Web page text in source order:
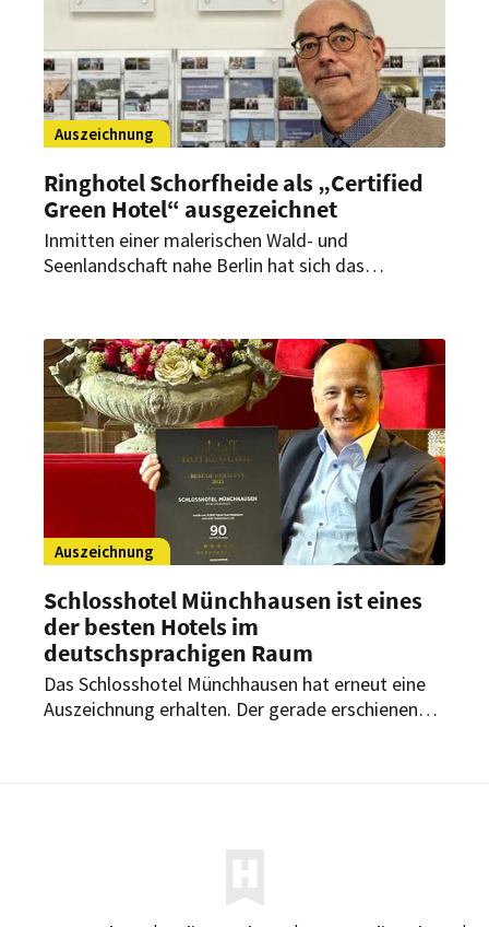
Auszeichnung
Ringhotel Schorfheide als „Certified
Green Hotel“ ausgezeichnet
Inmitten einer malerischen Wald- und
Seenlandschaft nahe Berlin hat sich das
sondern auch in puncto Nachhaltigkeit
beeindruckende Fortschritte erzielt. Dafür wurde
es als „Certified Green Hotel“ ausgezeichnet.
Auszeichnung
Schlosshotel Münchhausen ist eines
der besten Hotels im
deutschsprachigen Raum
Das Schlosshotel Münchhausen hat erneut eine
Auszeichnung erhalten. Der gerade erschienene